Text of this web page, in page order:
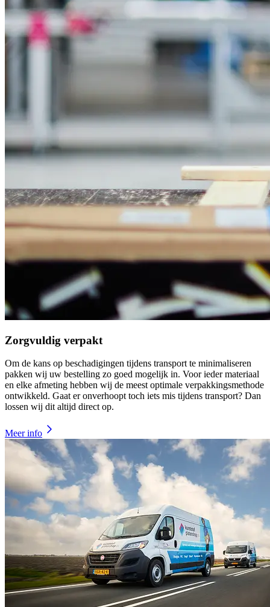
Zorgvuldig verpakt
Om de kans op beschadigingen tijdens transport te minimaliseren
pakken wij uw bestelling zo goed mogelijk in. Voor ieder materiaal
en elke afmeting hebben wij de meest optimale verpakkingsmethode
ontwikkeld. Gaat er onverhoopt toch iets mis tijdens transport? Dan
lossen wij dit altijd direct op.
Meer info